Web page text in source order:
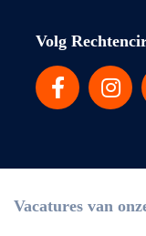
Volg
Vacatures van